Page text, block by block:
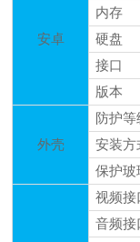
安卓
内存
硬盘
接口
版本
外壳
防护等
安装方
保护玻
视频接
音频接